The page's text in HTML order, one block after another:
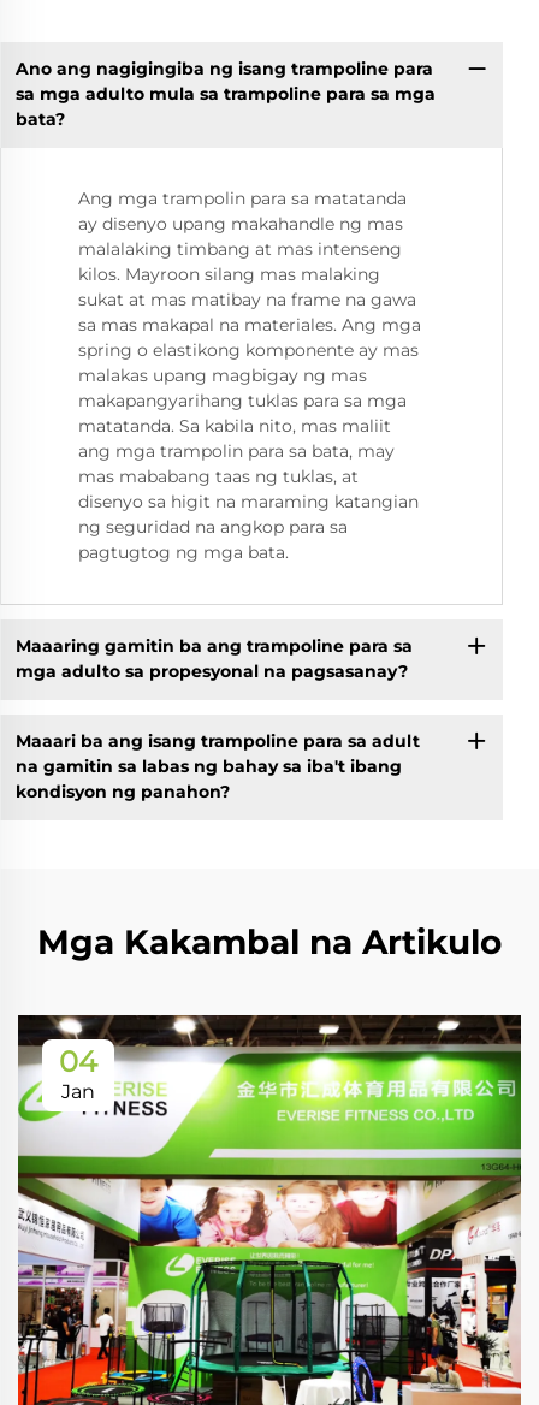
Ano ang nagigingiba ng isang trampoline para
sa mga adulto mula sa trampoline para sa mga
bata?
Ang mga trampolin para sa matatanda
ay disenyo upang makahandle ng mas
malalaking timbang at mas intenseng
kilos. Mayroon silang mas malaking
sukat at mas matibay na frame na gawa
sa mas makapal na materiales. Ang mga
spring o elastikong komponente ay mas
malakas upang magbigay ng mas
makapangyarihang tuklas para sa mga
matatanda. Sa kabila nito, mas maliit
ang mga trampolin para sa bata, may
mas mababang taas ng tuklas, at
disenyo sa higit na maraming katangian
ng seguridad na angkop para sa
pagtugtog ng mga bata.
Maaaring gamitin ba ang trampoline para sa
mga adulto sa propesyonal na pagsasanay?
Maaari ba ang isang trampoline para sa adult
na gamitin sa labas ng bahay sa iba't ibang
kondisyon ng panahon?
Mga Kakambal na Artikulo
04
Jan